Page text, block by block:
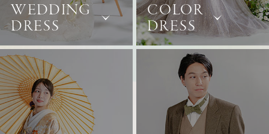
資料請求 お問い合わせ
運営会社情報
WEDDING
DRESS
COLOR
DRESS